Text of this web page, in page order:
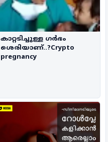
കാറ്റടിച്ചുള്ള ഗർഭം
ശെരിയാണ്..?Crypto
pregnancy